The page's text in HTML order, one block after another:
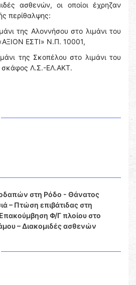
ασθενών, οι οποίοι έχρηζαν
περίθαλψης:
της Αλοννήσου στο λιμάνι του
ΕΣΤΙ» Ν.Π. 10001,
της Σκοπέλου στο λιμάνι του
σκάφος Λ.Σ.-ΕΛ.ΑΚΤ.
στη Ρόδο - Θάνατος
– Πτώση επιβάτιδας στη
Φ/Γ πλοίου στο
– Διακομιδές ασθενών